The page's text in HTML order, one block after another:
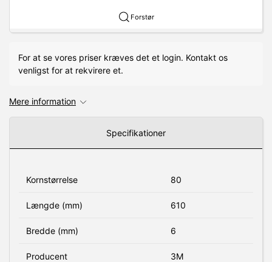
Forstør
For at se vores priser kræves det et login. Kontakt os
venligst for at rekvirere et.
Mere information
Specifikationer
Kornstørrelse 80
Længde (mm) 610
Bredde (mm) 6
Producent 3M